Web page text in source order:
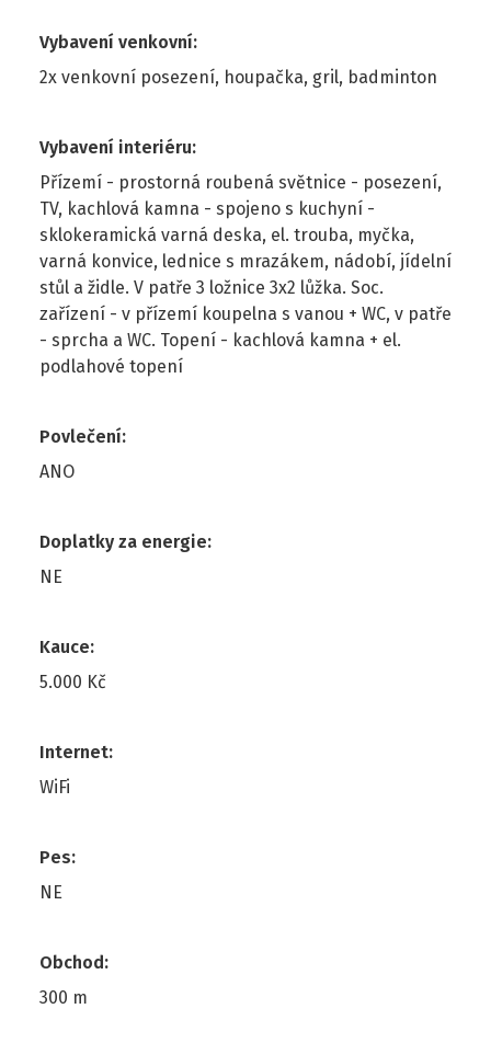
Vybavení venkovní:
2x venkovní posezení, houpačka, gril, badminton
Vybavení interiéru:
Přízemí - prostorná roubená světnice - posezení,
TV, kachlová kamna - spojeno s kuchyní -
sklokeramická varná deska, el. trouba, myčka,
varná konvice, lednice s mrazákem, nádobí, jídelní
stůl a židle. V patře 3 ložnice 3x2 lůžka. Soc.
zařízení - v přízemí koupelna s vanou + WC, v patře
- sprcha a WC. Topení - kachlová kamna + el.
podlahové topení
Povlečení:
ANO
Doplatky za energie:
NE
Kauce:
5.000 Kč
Internet:
WiFi
Pes:
NE
Obchod:
300 m